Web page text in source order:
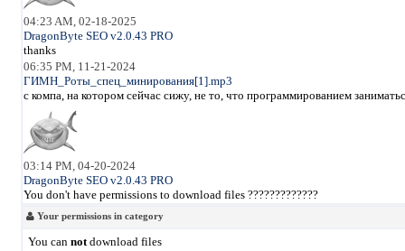
04:23 AM, 02-18-2025
DragonByte SEO v2.0.43 PRO
thanks
06:35 PM, 11-21-2024
ГИМН_Роты_спец_минирования[1].mp3
с компа, на котором сейчас сижу, не то, что программированием
03:14 PM, 04-20-2024
DragonByte SEO v2.0.43 PRO
You don't have permissions to download files ?????????????
Your permissions in category
You can notdownload files